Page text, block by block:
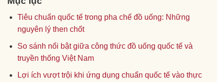
Tiêu chuẩn quốc tế trong pha chế đồ uống: Những
nguyên lý then chốt
So sánh nổi bật giữa công thức đồ uống quốc tế và
truyền thống Việt Nam
Lợi ích vượt trội khi ứng dụng chuẩn quốc tế vào thực